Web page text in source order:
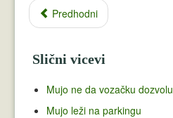
Predhodni
Slični vicevi
Mujo ne da vozačku dozvolu
Mujo leži na parkingu